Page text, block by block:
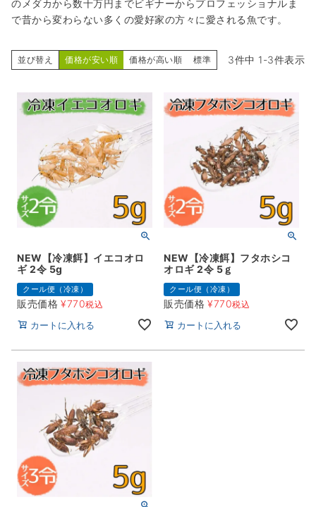
のメダカから数十万円までビギナーからプロフェッショナルま
で昔から変わらない多くの愛好家の方々に愛される魚です。
並び替え 価格が安い順 価格が高い順 標準 3件中 1-3件表示
NEW【冷凍餌】イエコオロ
ギ 2令 5g
クール便（冷凍）
販売価格 ¥770税込
カートに入れる
NEW【冷凍餌】フタホシコ
オロギ 2令 5ｇ
クール便（冷凍）
販売価格 ¥770税込
カートに入れる